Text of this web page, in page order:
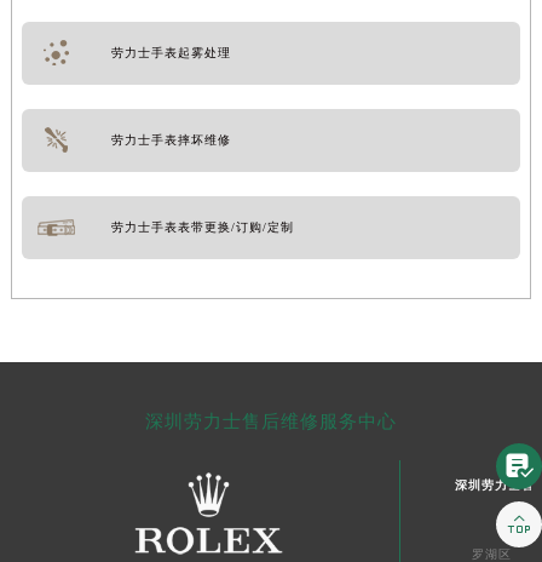
劳力士手表起雾处理
劳力士手表摔坏维修
劳力士手表表带更换/订购/定制
深圳劳力士售后维修服务中心
深圳劳力士售
罗湖区

